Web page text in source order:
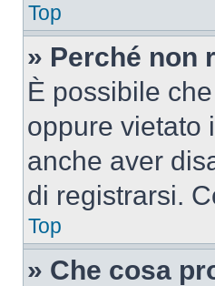
Top
» Perché non
È possibile
oppure vietato
anche aver
di registrarsi.
Top
» Che cosa